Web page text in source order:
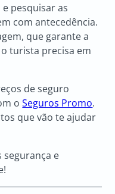
pesquisar as
com antecedência.
que garante a
turista precisa em
de seguro
oSeguros Promo.
que vão te ajudar
segurança e